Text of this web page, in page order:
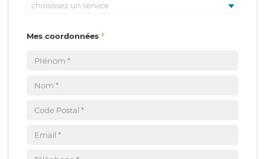
choisissez un service
Mes coordonnées